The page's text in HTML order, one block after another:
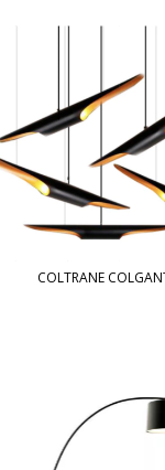
COLTRANE